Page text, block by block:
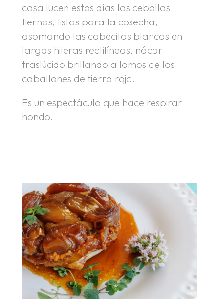
casa lucen estos días las cebollas
tiernas, listas para la cosecha,
asomando las cabecitas blancas en
largas hileras rectilíneas, nácar
traslúcido brillando a lomos de los
caballones de tierra roja.
Es un espectáculo que hace respirar
hondo.